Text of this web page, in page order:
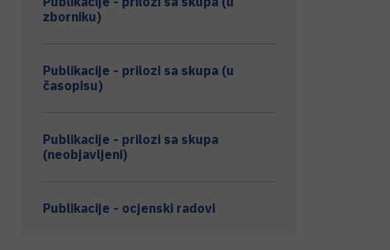
zborniku)
Publikacije - prilozi sa skupa (u
časopisu)
Publikacije - prilozi sa skupa
(neobjavljeni)
Publikacije - ocjenski radovi